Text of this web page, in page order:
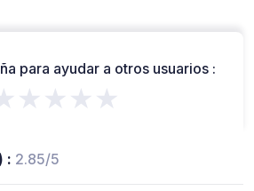
para ayudar a otros usuarios :
: 2.85/5